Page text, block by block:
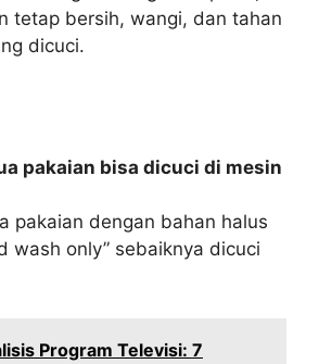
tetap bersih, wangi, dan tahan
dicuci.
pakaian bisa dicuci di mesin
pakaian dengan bahan halus
wash only” sebaiknya dicuci
Program Televisi: 7